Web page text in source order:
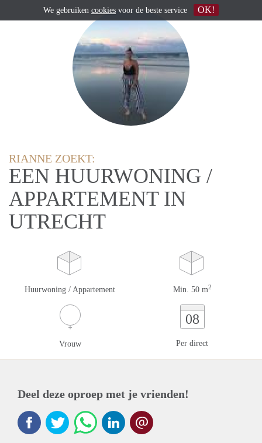
RIANNE ZOEKT:
EEN HUURWONING /
APPARTEMENT IN
UTRECHT
Huurwoning / Appartement Min. 50 m2
Vrouw
08
Per direct
Deel deze oproep met je vrienden!
We gebruiken cookies voor de beste service OK!